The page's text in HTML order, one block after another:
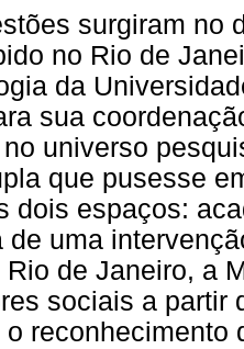
surgiram no
no Rio de
da
sua
universo
que pusesse
dois espaços:
de uma
de Janeiro, a
sociais a partir
o reconhecimento